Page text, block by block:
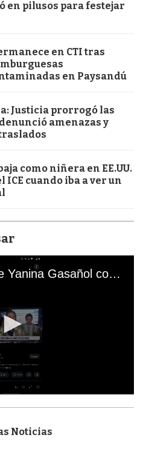
en pilusos para festejar
en CTI tras
en Paysandú
Justicia prorrogó las
amenazas y
como niñera en EE.UU.
cuando iba a ver un
El mal momento de Yanina Gasañol con un hincha argentino en "Subrayado"
Noticias